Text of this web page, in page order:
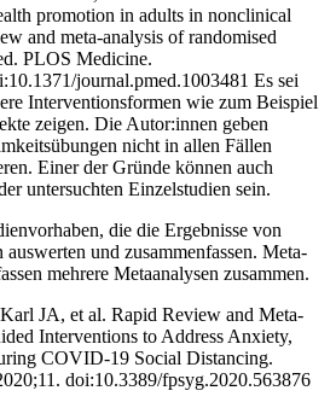
promotion in adults in nonclinical
and meta-analysis of randomised
PLOS Medicine.
journal.pmed.1003481 Es sei
Interventionsformen wie zum Beispiel
zeigen. Die Autor:innen geben
nicht in allen Fällen
Einer der Gründe können auch
untersuchten Einzelstudien sein.
die die Ergebnisse von
auswerten und zusammenfassen. Meta-
mehrere Metaanalysen zusammen.
JA, et al. Rapid Review and Meta-
Interventions to Address Anxiety,
COVID-19 Social Distancing.
doi:10.3389/fpsyg.2020.563876